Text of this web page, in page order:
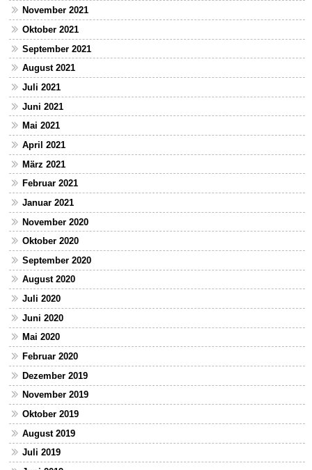
November 2021
Oktober 2021
September 2021
August 2021
Juli 2021
Juni 2021
Mai 2021
April 2021
März 2021
Februar 2021
Januar 2021
November 2020
Oktober 2020
September 2020
August 2020
Juli 2020
Juni 2020
Mai 2020
Februar 2020
Dezember 2019
November 2019
Oktober 2019
August 2019
Juli 2019